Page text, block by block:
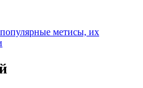
метисы, их